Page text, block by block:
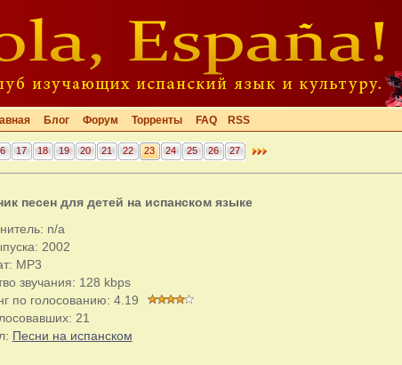
Блог Форум Торренты FAQ RSS
17 18 19 20 21 22 23 24 25 26 27
песен для детей на испанском языке
n/a
2002
MP3
звучания: 128 kbps
по голосованию: 4.19
21
Песни на испанском